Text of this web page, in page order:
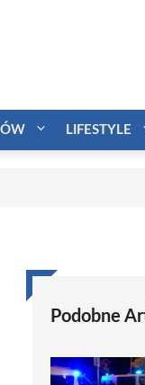
LIFESTYLE
Podobne